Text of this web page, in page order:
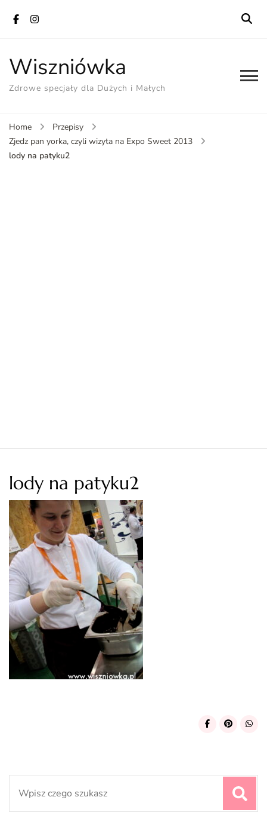
Wiszniówka
Zdrowe specjały dla Dużych i Małych
Home
Przepisy
Zjedz pan yorka, czyli wizyta na Expo Sweet 2013
lody na patyku2
lody na patyku2